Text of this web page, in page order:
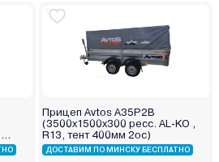
Прицеп Avtos A35P2B
(3500х1500х300 ресс. AL-KO ,
R13, тент 400мм 2ос)
ДОСТАВИМ ПО МИНСКУ БЕСПЛАТНО